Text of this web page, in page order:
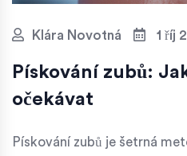
Klára Novotná 1 říj
Pískování zubů:
očekávat
Pískování zubů je šetrná